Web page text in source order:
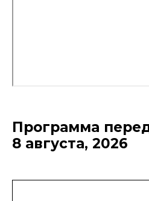
Программа
8 августа, 2026